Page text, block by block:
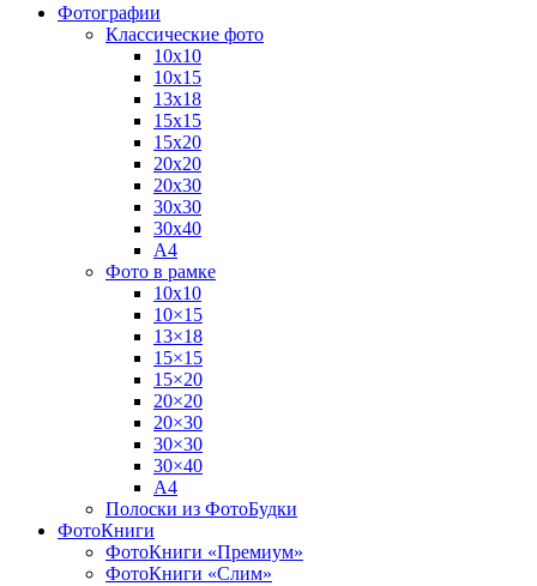
Фотографии
Классические фото
10х10
10х15
13х18
15х15
15х20
20х20
20х30
30х30
30х40
А4
Фото в рамке
10х10
10×15
13×18
15×15
15×20
20×20
20×30
30×30
30×40
A4
Полоски из ФотоБудки
ФотоКниги
ФотоКниги «Премиум»
ФотоКниги «Слим»